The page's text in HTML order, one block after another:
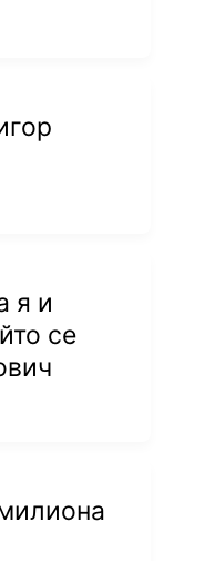
я и
се